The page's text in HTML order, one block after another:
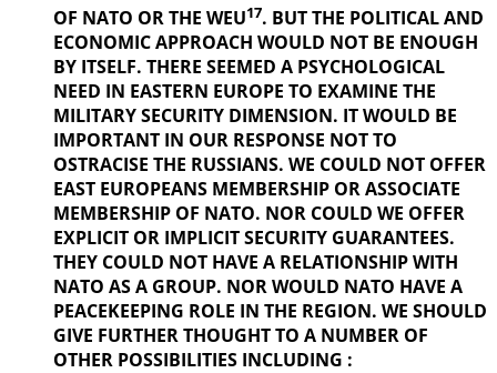
OF NATO OR THE WEU17. BUT THE POLITICAL AND
ECONOMIC APPROACH WOULD NOT BE ENOUGH
BY ITSELF. THERE SEEMED A PSYCHOLOGICAL
NEED IN EASTERN EUROPE TO EXAMINE THE
MILITARY SECURITY DIMENSION. IT WOULD BE
IMPORTANT IN OUR RESPONSE NOT TO
OSTRACISE THE RUSSIANS. WE COULD NOT OFFER
EAST EUROPEANS MEMBERSHIP OR ASSOCIATE
MEMBERSHIP OF NATO. NOR COULD WE OFFER
EXPLICIT OR IMPLICIT SECURITY GUARANTEES.
THEY COULD NOT HAVE A RELATIONSHIP WITH
NATO AS A GROUP. NOR WOULD NATO HAVE A
PEACEKEEPING ROLE IN THE REGION. WE SHOULD
GIVE FURTHERTHOUGHT TO A NUMBER OF
OTHER POSSIBILITIES INCLUDING :